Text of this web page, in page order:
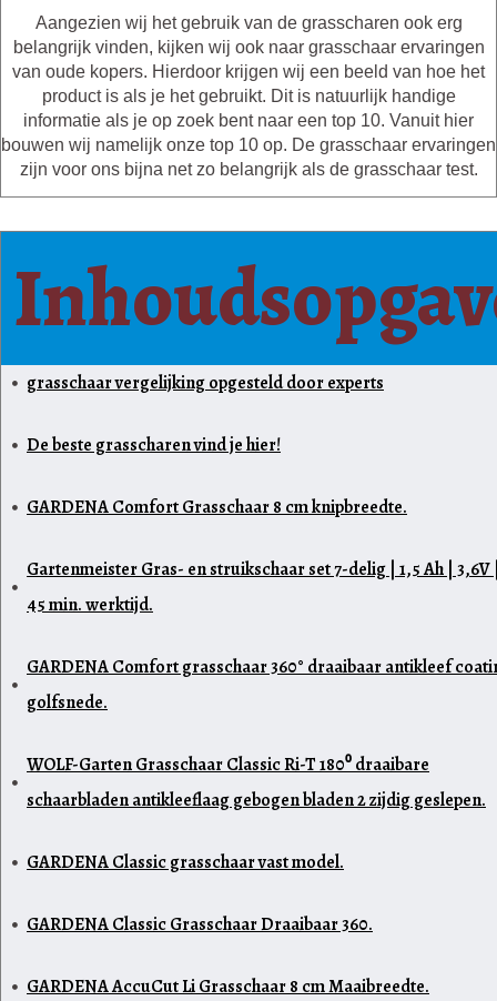
Aangezien wij het gebruik van de grasscharen ook erg
belangrijk vinden, kijken wij ook naar grasschaar ervaringen
van oude kopers. Hierdoor krijgen wij een beeld van hoe het
product is als je het gebruikt. Dit is natuurlijk handige
informatie als je op zoek bent naar een top 10. Vanuit hier
bouwen wij namelijk onze top 10 op. De grasschaar ervaringen
zijn voor ons bijna net zo belangrijk als de grasschaar test.
grasschaar vergelijking opgesteld door experts
De beste grasscharen vind je hier!
GARDENA Comfort Grasschaar 8 cm knipbreedte.
Gartenmeister Gras- en struikschaar set 7-delig | 1,5 Ah | 3,6V
45 min. werktijd.
GARDENA Comfort grasschaar 360° draaibaar antikleef
golfsnede.
WOLF-Garten Grasschaar Classic Ri-T 180⁰ draaibare
schaarbladen antikleeflaag gebogen bladen 2 zijdig geslepen.
GARDENA Classic grasschaar vast model.
GARDENA Classic Grasschaar Draaibaar 360.
GARDENA AccuCut Li Grasschaar 8 cm Maaibreedte.